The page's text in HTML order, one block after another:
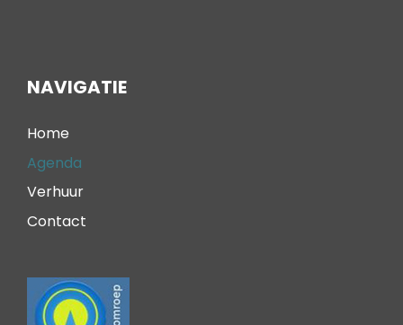
NAVIGATIE
Home
Agenda
Verhuur
Contact